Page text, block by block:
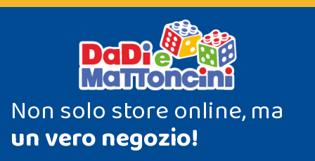
Non solo store online, ma
un vero negozio!